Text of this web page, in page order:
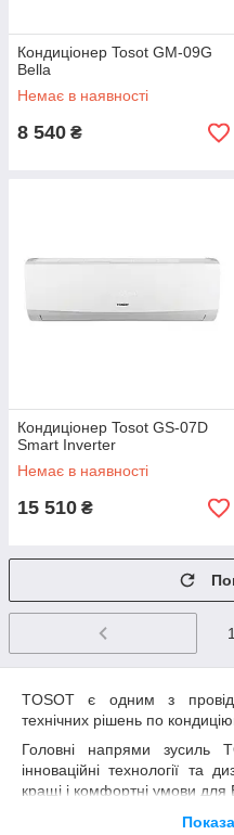
Кондиціонер Tosot GM-09G
Bella
Немає в наявності
8 540 ₴
Кондиціонер Tosot GS-07D
Smart Inverter
Немає в наявності
15 510 ₴
1
TOSOT є одним з
технічних рішень по
Головні напрями зусиль
інноваційні технології та
кращі і комфортні умови для
TOSOT пропонує широкий